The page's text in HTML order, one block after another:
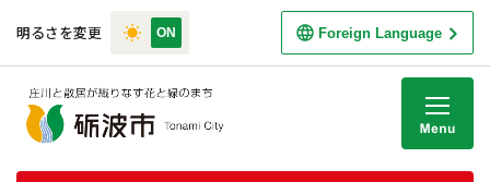
明るさを変更 Foreign Language